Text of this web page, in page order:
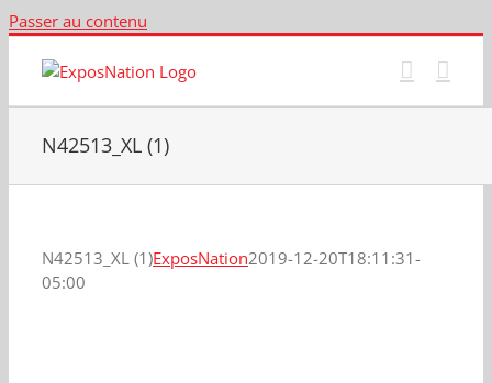
Passer au contenu
N42513_XL (1)
N42513_XL (1)ExposNation2019-12-20T18:11:31-
05:00